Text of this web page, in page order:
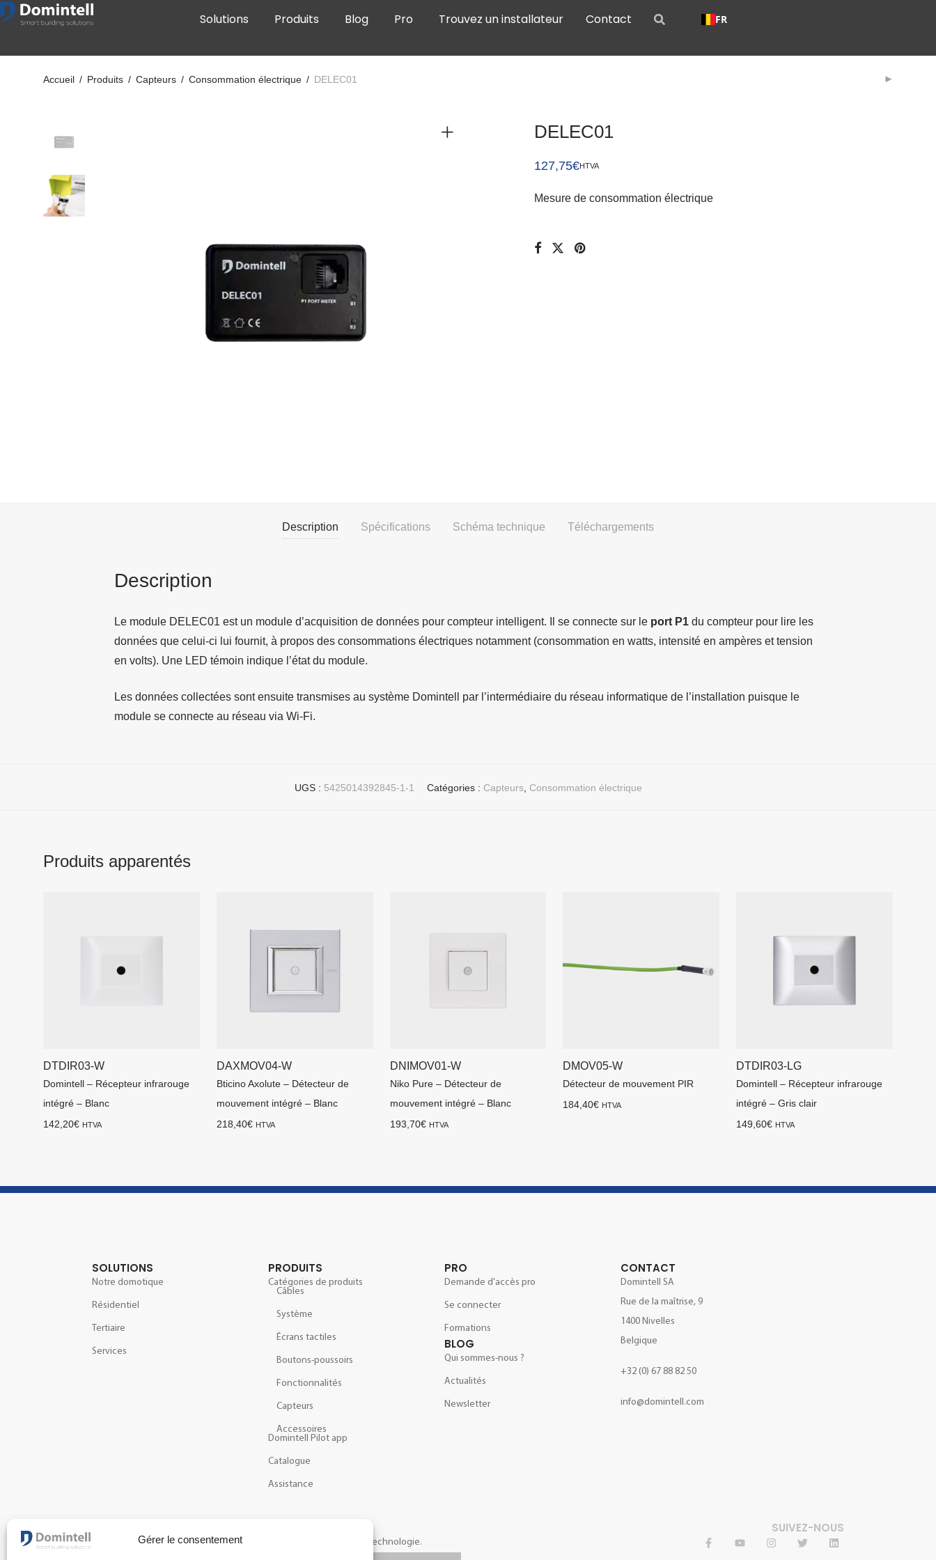
Gérer le consentement
Solutions Produits Blog Pro Trouvez un installateur Contact FR
Accueil / Produits / Capteurs / Consommation électrique / DELEC01
DELEC01
127,75€HTVA
Mesure de consommation électrique
Description Spécifications Schéma technique Téléchargements
Description
Le module DELEC01 est un module d’acquisition de données pour compteur intelligent. Il se connecte sur le port P1 du compteur pour lire les
données que celui-ci lui fournit, à propos des consommations électriques notamment (consommation en watts, intensité en ampères et tension
en volts). Une LED témoin indique l’état du module.
Les données collectées sont ensuite transmises au système Domintell par l’intermédiaire du réseau informatique de l’installation puisque le
module se connecte au réseau via Wi-Fi.
UGS : 5425014392845-1-1 Catégories : Capteurs, Consommation électrique
Produits apparentés
DTDIR03-W
Domintell – Récepteur infrarouge
intégré – Blanc
142,20€ HTVA
DAXMOV04-W
Bticino Axolute – Détecteur de
mouvement intégré – Blanc
218,40€ HTVA
DNIMOV01-W
Niko Pure – Détecteur de
mouvement intégré – Blanc
193,70€ HTVA
DMOV05-W
Détecteur de mouvement PIR
184,40€ HTVA
DTDIR03-LG
Domintell – Récepteur infrarouge
intégré – Gris clair
149,60€ HTVA
SOLUTIONS
Notre domotique
Résidentiel
Tertiaire
Services
PRODUITS
Catégories de produits
Câbles
Système
Écrans tactiles
Boutons-poussoirs
Fonctionnalités
Capteurs
Accessoires
Domintell Pilot app
Catalogue
Assistance
PRO
Demande d'accès pro
Se connecter
Formations
BLOG
Qui sommes-nous ?
Actualités
Newsletter
CONTACT
Domintell SA
Rue de la maîtrise, 9
1400 Nivelles
Belgique
+32 (0) 67 88 82 50
info@domintell.com
Recevez les dernières actualités et nouveautés à propos de notre technologie.
SUIVEZ-NOUS